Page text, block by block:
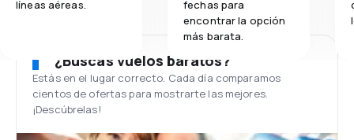
líneas aéreas.
fechas para
encontrar la opción
más barata.
¿Buscas vuelos baratos?
Estás en el lugar correcto. Cada día comparamos
cientos de ofertas para mostrarte las mejores.
¡Descúbrelas!